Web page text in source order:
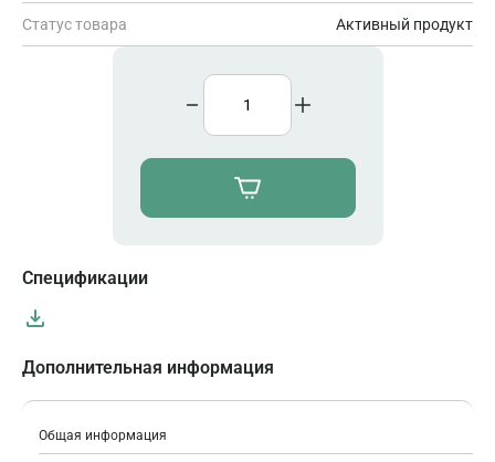
Статус товара Активный продукт
Спецификации
Дополнительная информация
Общая информация